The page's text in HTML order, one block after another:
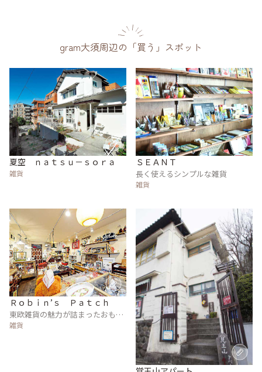
gram大須周辺の「買う」スポット
夏空 ｎａｔｓｕ－ｓｏｒａ
雑貨
ＳＥＡＮＴ
長く使えるシンプルな雑貨
雑貨
Ｒｏｂｉｎ’ｓ Ｐａｔｃｈ
東欧雑貨の魅力が詰まったおもち
ゃ箱のような雑貨店
雑貨